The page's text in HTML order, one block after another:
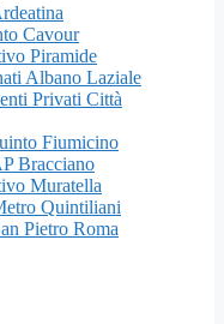
Cavour
Piramide
Albano Laziale
Privati Città
Fiumicino
Bracciano
Muratella
Quintiliani
Pietro Roma